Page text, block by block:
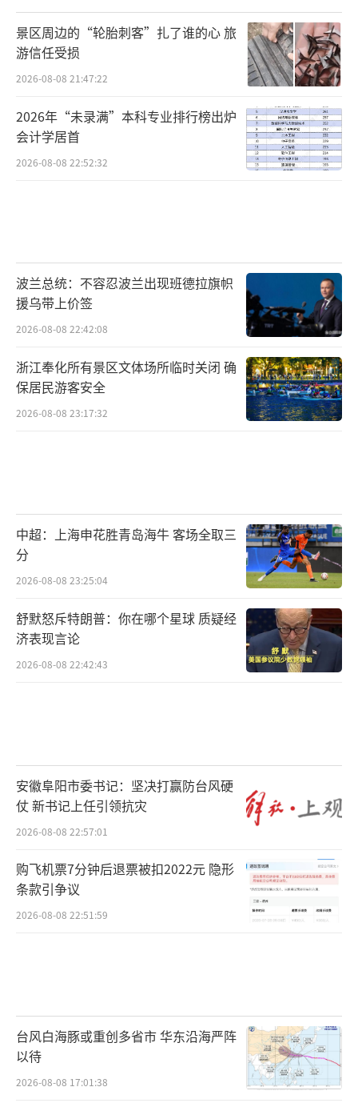
景区周边的“轮胎刺客”扎了谁的心 旅
游信任受损
2026-08-08 21:47:22
2026年“未录满”本科专业排行榜出炉
会计学居首
2026-08-08 22:52:32
波兰总统：不容忍波兰出现班德拉旗帜
援乌带上价签
2026-08-08 22:42:08
浙江奉化所有景区文体场所临时关闭 确
保居民游客安全
2026-08-08 23:17:32
中超：上海申花胜青岛海牛 客场全取三
分
2026-08-08 23:25:04
舒默怒斥特朗普：你在哪个星球 质疑经
济表现言论
2026-08-08 22:42:43
安徽阜阳市委书记：坚决打赢防台风硬
仗 新书记上任引领抗灾
2026-08-08 22:57:01
购飞机票7分钟后退票被扣2022元 隐形
条款引争议
2026-08-08 22:51:59
台风白海豚或重创多省市 华东沿海严阵
以待
2026-08-08 17:01:38